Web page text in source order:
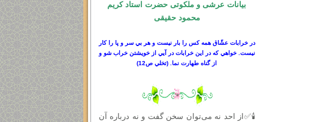
بیانات عرشی و ملکوتی حضرت استاد کریم
محمود حقیقی
در خرابات عشّاق همه كس را بار نيست و هر بي سر و پا را كار
نيست. خواهي كه در اين خرابات در آيي از خويشتن خراب شو و
از گناه طهارت نما.
(تخلي ص12)
🕯✅از احد نه می‌توان سخن گفت و نه درباره آن